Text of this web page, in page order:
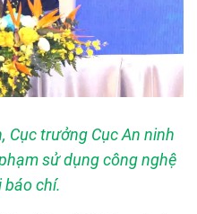
Cục trưởng Cục An ninh
sử dụng công nghệ
báo chí.